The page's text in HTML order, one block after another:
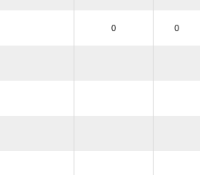
0 0